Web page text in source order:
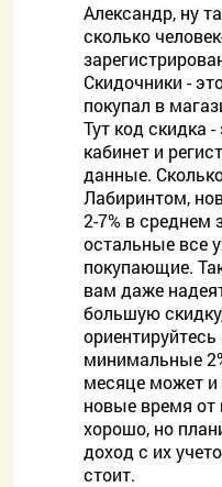
Александр, ну
сколько
Скидочники -
покупал в
Тут код скидка
кабинет и
данные.
Лабиринтом,
2-7% в среднем
остальные все
покупающие.
вам даже
большую
ориентируйтесь
минимальные
месяце может и
новые время от
хорошо, но
доход с их
стоит.